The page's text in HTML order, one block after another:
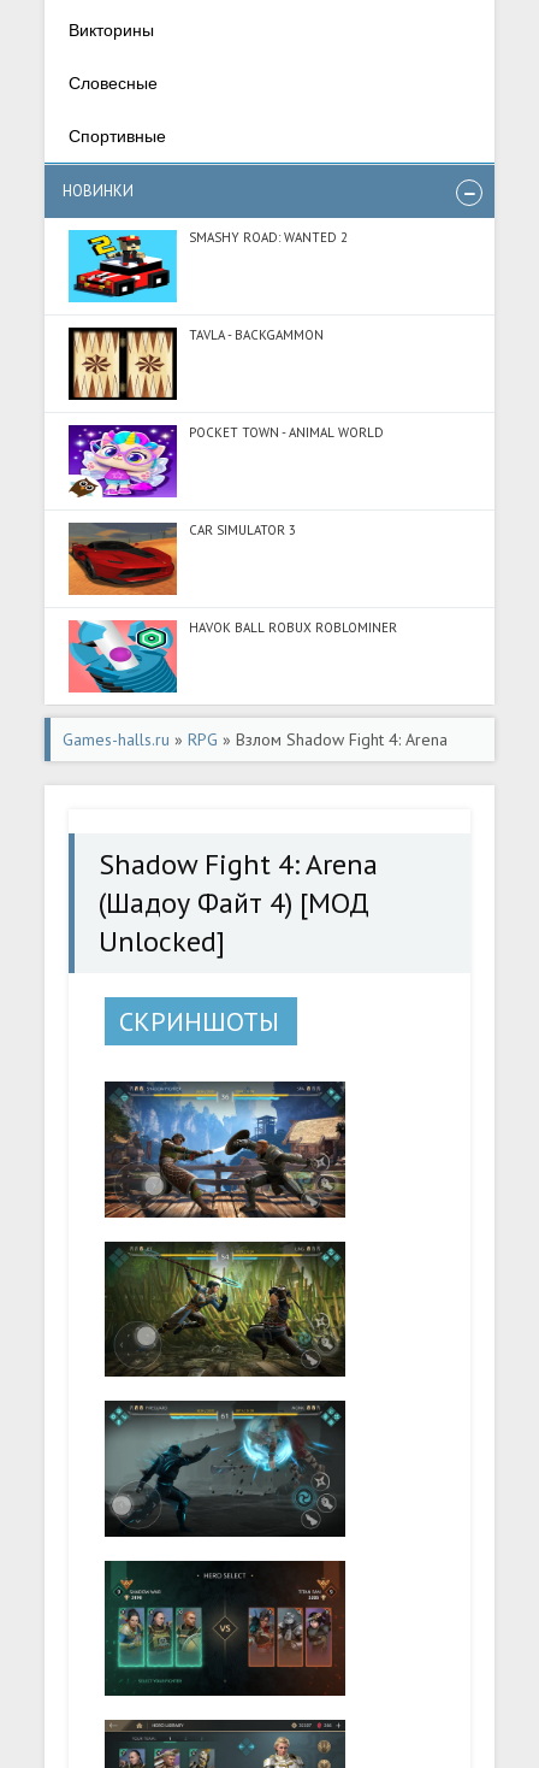
Викторины
Словесные
Спортивные
НОВИНКИ
SMASHY ROAD: WANTED 2
TAVLA - BACKGAMMON
POCKET TOWN - ANIMAL WORLD
CAR SIMULATOR 3
HAVOK BALL ROBUX ROBLOMINER
Games-halls.ru »RPG » Взлом Shadow Fight 4: Arena
(Шадоу Файт 4) [МОД Unlocked] - последняя версия apk
Shadow Fight 4: Arena
(Шадоу Файт 4) [МОД
Unlocked]
СКРИНШОТЫ